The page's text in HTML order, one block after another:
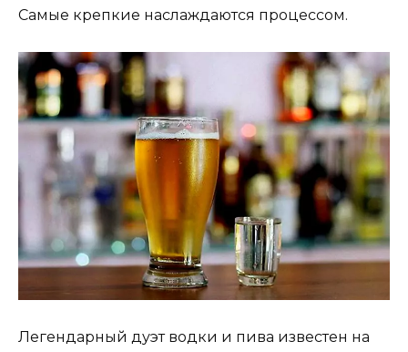
Самые крепкие наслаждаются процессом.
Легендарный дуэт водки и пива известен на